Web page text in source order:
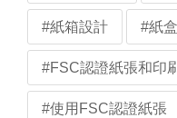
#紙箱設計 #紙
#FSC認證紙張和印
#使用FSC認證紙張